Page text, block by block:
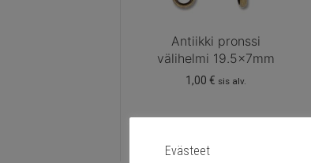
Antiikki pronssi
välihelmi 19.5x7mm
1,00 € sis alv.
Evästeet